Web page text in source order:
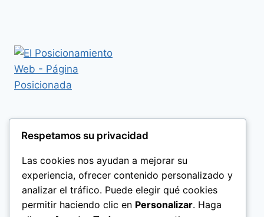
Respetamos su privacidad
Las cookies nos ayudan a mejorar su
experiencia, ofrecer contenido personalizado y
analizar el tráfico. Puede elegir qué cookies
permitir haciendo clic en Personalizar. Haga